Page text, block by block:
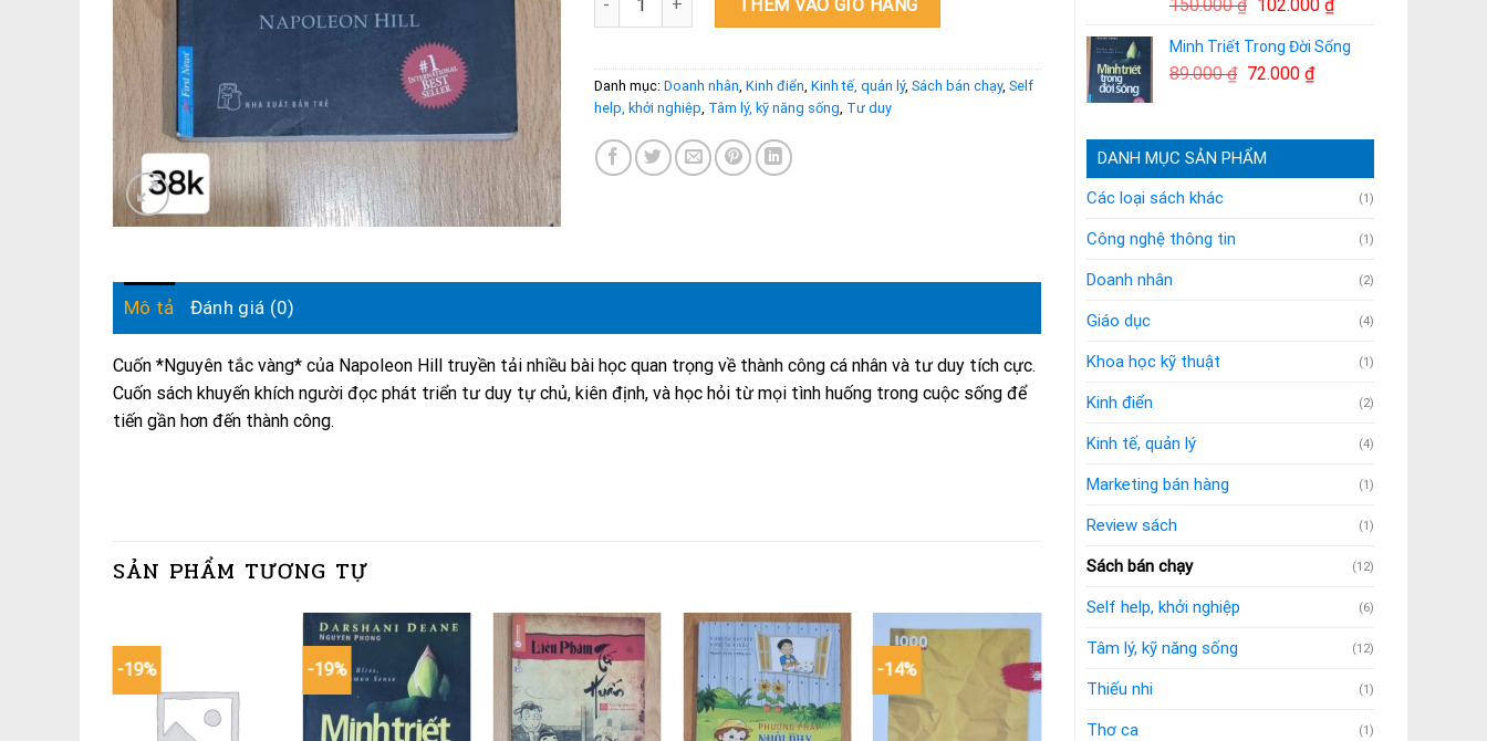
129.000 ₫.
150.000₫
là:
150.000 ₫.
102.000 ₫
tại
Minh Triết Trong Đời Sống
89.000₫ Giá
89.000 ₫.
72.000 ₫Giá
là:
DANH MỤC SẢN PHẨM
Các loại sách khác
(1)
Công nghệ thông tin (1)
Doanh nhân (2)
Giáo dục (4)
Khoa học kỹ thuật (1)
Kinh điển (2)
Kinh tế, quản lý (4)
Marketing bán hàng (1)
Review sách (1)
Sách bán chạy (12)
Self help, khởi nghiệp (6)
Tâm lý, kỹ năng sống (12)
Thiếu nhi (1)
Thơ ca (1)
THÊM VÀO GIỎ HÀNG
Danh mục: Doanh nhân Kinh điển Kinh tế, quản lý, Sách bán chạy, Self
help, khởi nghiệp Tâm lý, kỹ năng sống Tư duy
Mô tả Đánh giá (0)
Cuốn *Nguyên tắc vàng* của Napoleon Hill truyền tải nhiều bài học quan trọng về thành công cá nhân và tư duy tích cực.
Cuốn sách khuyến khích người đọc phát triển tư duy tự chủ, kiên định, và học hỏi từ mọi tình huống trong cuộc sống để
tiến gần hơn đến thành công.
SẢN PHẨM TƯƠNG TỰ
-19% -19% -14%